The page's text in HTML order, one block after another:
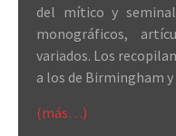
del mítico y
monográficos,
variados. Los
a los de Birmingham
(más…)